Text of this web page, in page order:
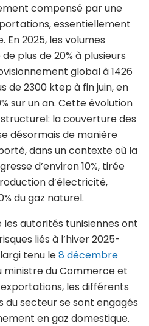
compensé par une
essentiellement
En 2025, les volumes
plus de 20% à plusieurs
global à 1426
de 2300 ktep à fin juin, en
sur un an. Cette évolution
la couverture des
désormais de manière
dans un contexte où la
d’environ 10%, tirée
d’électricité,
du gaz naturel.
les autorités tunisiennes ont
liés à l’hiver 2025-
tenu le8 décembre
ministre du Commerce et
les différents
secteur se sont engagés
en gaz domestique.